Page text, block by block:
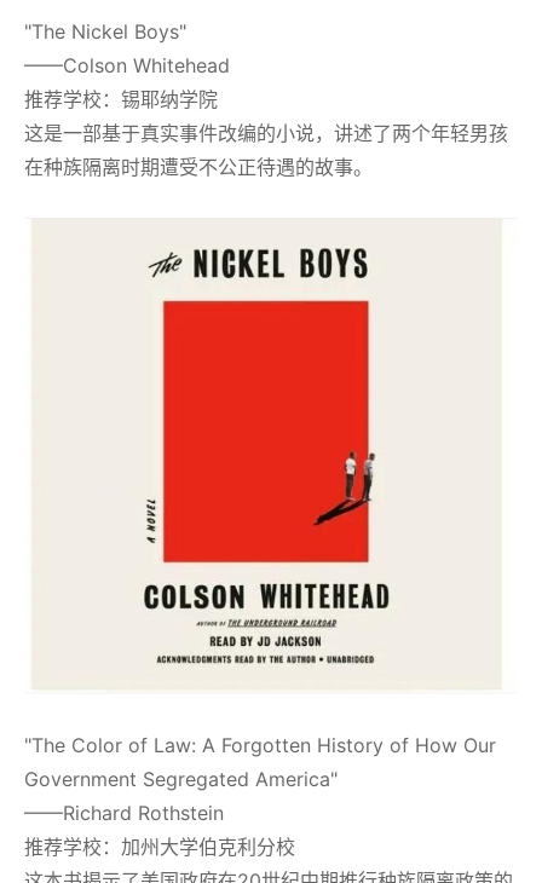
"The Nickel Boys"
——Colson Whitehead
推荐学校：锡耶纳学院
这是一部基于真实事件改编的小说，讲述了两个年轻男孩
在种族隔离时期遭受不公正待遇的故事。
"The Color of Law: A Forgotten History of How Our
Government Segregated America"
——Richard Rothstein
推荐学校：加州大学伯克利分校